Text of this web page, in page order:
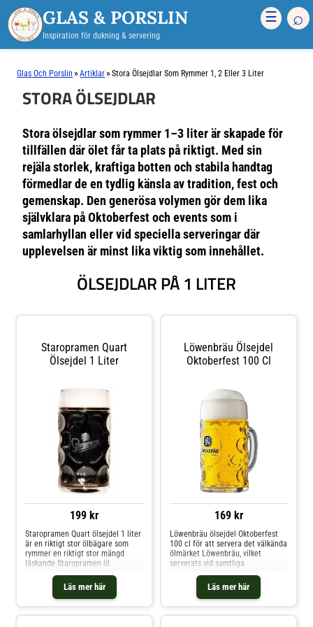
GLAS & PORSLIN
Inspiration för dukning & servering
☰ ⌕
Glas Och Porslin »Artiklar »Stora Ölsejdlar Som Rymmer 1, 2 Eller 3 Liter
STORA ÖLSEJDLAR
Stora ölsejdlar som rymmer 1–3 liter är skapade för
tillfällen där ölet får ta plats på riktigt. Med sin
rejäla storlek, kraftiga botten och stabila handtag
förmedlar de en tydlig känsla av tradition, fest och
gemenskap. Den generösa volymen gör dem lika
självklara på Oktoberfest och events som i
samlarhyllan eller vid speciella serveringar där
upplevelsen är minst lika viktig som innehållet.
ÖLSEJDLAR PÅ 1 LITER
Staropramen Quart
Ölsejdel 1 Liter
199 kr
Läs mer här
Staropramen Quart ölsejdel 1 liter
är en riktigt stor ölbägare som
rymmer en riktigt stor mängd
läskande Staropramen öl.
Staropramens logotyp finns tryckt
på sidan. Denna klassiska
ölbägare passar utmärkt att njuta
en större mängd Staropramen
Löwenbräu Ölsejdel
Oktoberfest 100 Cl
169 kr
Läs mer här
Löwenbräu ölsejdel Oktoberfest
100 cl för att servera det välkända
ölmärket Löwenbräu, vilket
serverats vid samtliga
Oktoberfester sedan 1811. Det är
endast 6 st bryggerier som får
servera öl till Oktoberfesten och
samtliga kommer från München,